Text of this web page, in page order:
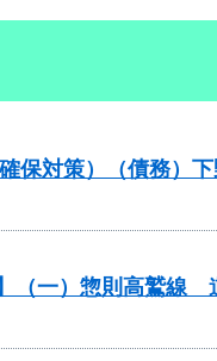
保対策）（債務）
（一）惣則高鷲線